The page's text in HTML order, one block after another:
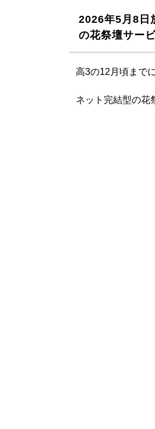
2026年5月8日
の花祭壇サー
高3の12月頃まで
ネット完結型の花